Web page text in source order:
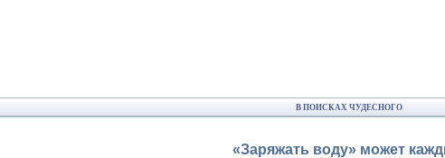
В ПОИСКАХ ЧУДЕСНОГО
«Заряжать воду» может